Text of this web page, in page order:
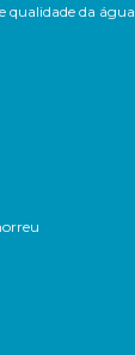
qualidade da água